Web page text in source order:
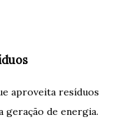
aproveita resíduos
geração de energia.